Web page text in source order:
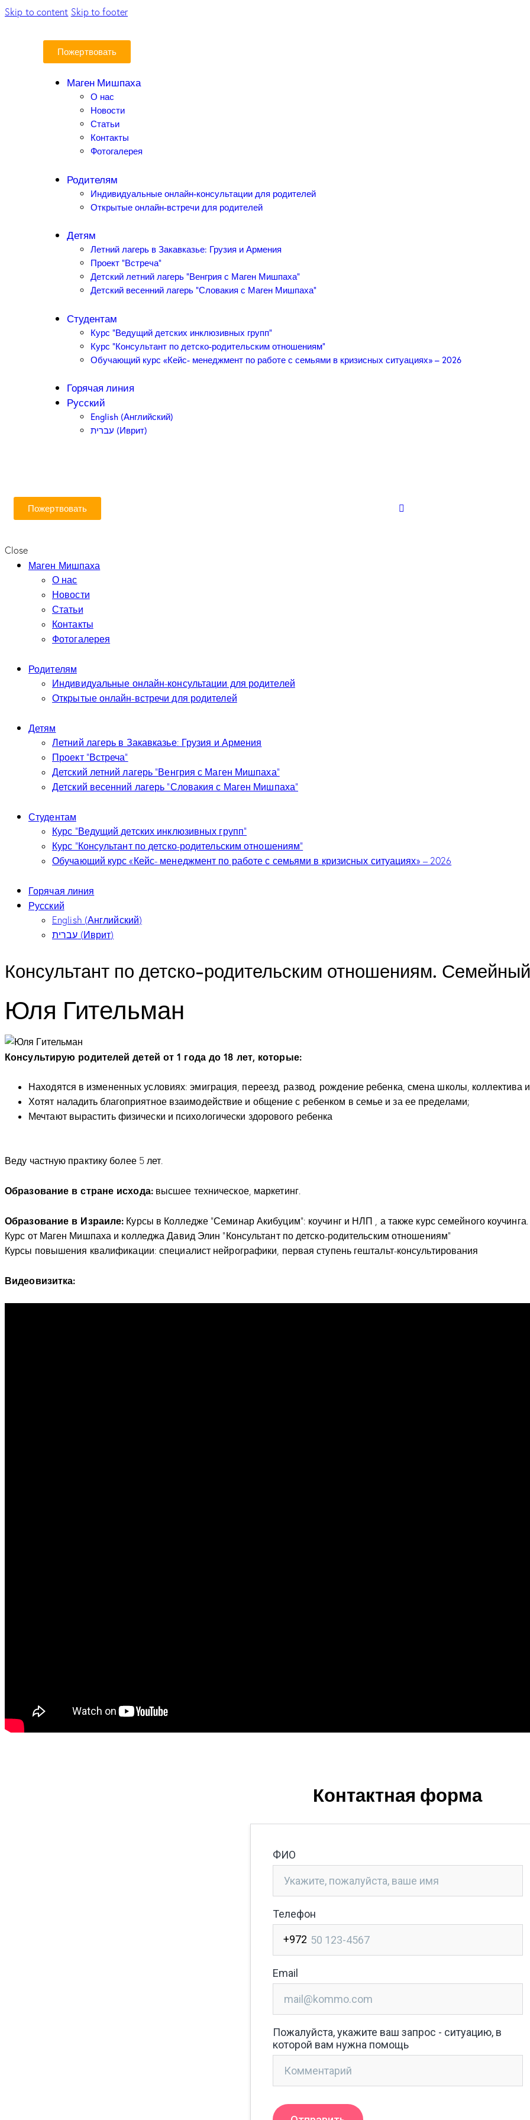
Skip to content Skip to footer
Пожертвовать
Маген Мишпаха
О нас
Новости
Статьи
Контакты
Фотогалерея
Родителям
Индивидуальные онлайн-консультации для родителей
Открытые онлайн-встречи для родителей
Детям
Летний лагерь в Закавказье: Грузия и Армения
Проект “Встреча”
Детский летний лагерь “Венгрия с Маген Мишпаха”
Детский весенний лагерь “Словакия с Маген Мишпаха”
Студентам
Курс “Ведущий детских инклюзивных групп”
Курс “Консультант по детско-родительским отношениям”
Обучающий курс «Кейс- менеджмент по работе с семьями в кризисных ситуациях» – 2026
Горячая линия
Русский
English (Английский)
עברית (Иврит)
Пожертвовать
Close
Маген Мишпаха
О нас
Новости
Статьи
Контакты
Фотогалерея
Родителям
Индивидуальные онлайн-консультации для родителей
Открытые онлайн-встречи для родителей
Детям
Летний лагерь в Закавказье: Грузия и Армения
Проект “Встреча”
Детский летний лагерь “Венгрия с Маген Мишпаха”
Детский весенний лагерь “Словакия с Маген Мишпаха”
Студентам
Курс “Ведущий детских инклюзивных групп”
Курс “Консультант по детско-родительским отношениям”
Обучающий курс «Кейс- менеджмент по работе с семьями в кризисных ситуациях» – 2026
Горячая линия
Русский
English (Английский)
עברית (Иврит)
Консультант по детско-родительским отношениям.
Юля Гительман
Консультирую родителей детей от 1 года до 18 лет, которые:
Находятся в измененных условиях: эмиграция, переезд, развод, рождение ребенка, смена школы, коллектива и
Хотят наладить благоприятное взаимодействие и общение с ребенком в семье и за ее пределами;
Мечтают вырастить физически и психологически здорового ребенка
Веду частную практику более 5 лет.
Образование в стране исхода:высшее техническое, маркетинг.
Образование в Израиле: Курсы в Колледже “Семинар Акибуцим”: коучинг и НЛП , а также курс семейного коучинга.
Курс от Маген Мишпаха и колледжа Давид Элин “Консультант по детско-родительским отношениям”
Курсы повышения квалификации: специалист нейрографики, первая ступень гештальт-консультирования
Видеовизитка:
Контактная форма